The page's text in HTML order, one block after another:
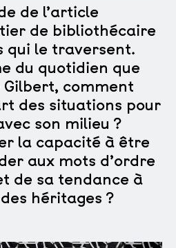
de l’article
de bibliothécaire
qui le traversent.
du quotidien que
comment
des situations pour
son milieu ?
la capacité à être
aux mots d’ordre
de sa tendance à
héritages ?